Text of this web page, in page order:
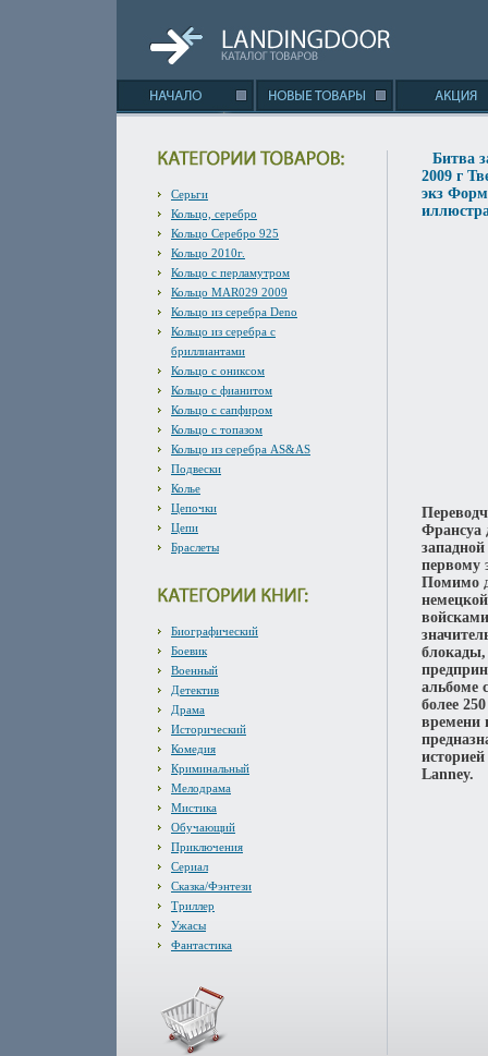
Серьги
Кольцо, серебро
Кольцо Серебро 925
Кольцо 2010г.
Кольцо с перламутром
Кольцо MAR029 2009
Кольцо из серебра Deno
Кольцо из серебра с
бриллиантами
Кольцо с ониксом
Кольцо с фианитом
Кольцо с сапфиром
Кольцо с топазом
Кольцо из серебра AS&AS
Подвески
Колье
Цепочки
Цепи
Браслеты
Биографический
Боевик
Военный
Детектив
Драма
Исторический
Комедия
Криминальный
Мелодрама
Мистика
Обучающий
Приключения
Сериал
Сказка/Фэнтези
Триллер
Ужасы
Фантастика
Битва
2009 г
экз
Франсуа
первому
Помимо
блокады,
альбоме
более
времени
Lanney.